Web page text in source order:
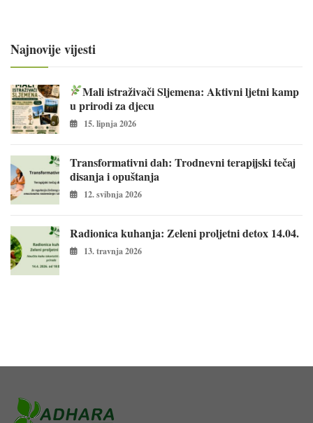
Najnovije vijesti
Mali istraživači Sljemena: Aktivni ljetni kamp
u prirodi za djecu
15. lipnja 2026
Transformativni dah: Trodnevni terapijski tečaj
disanja i opuštanja
12. svibnja 2026
Radionica kuhanja: Zeleni proljetni detox 14.04.
13. travnja 2026